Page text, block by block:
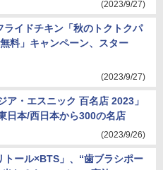
(2023/9/27)
ライドチキン「秋のトクトクパ
料」キャンペーン、スター
(2023/9/27)
ア・エスニック 百名店 2023」
本/西日本から300の名店
(2023/9/26)
トール×BTS」、“歯ブラシポー